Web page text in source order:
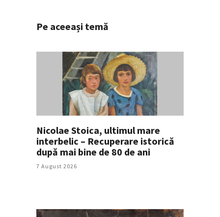
Pe aceeași temă
Nicolae Stoica, ultimul mare
interbelic – Recuperare istorică
după mai bine de 80 de ani
7 August 2026